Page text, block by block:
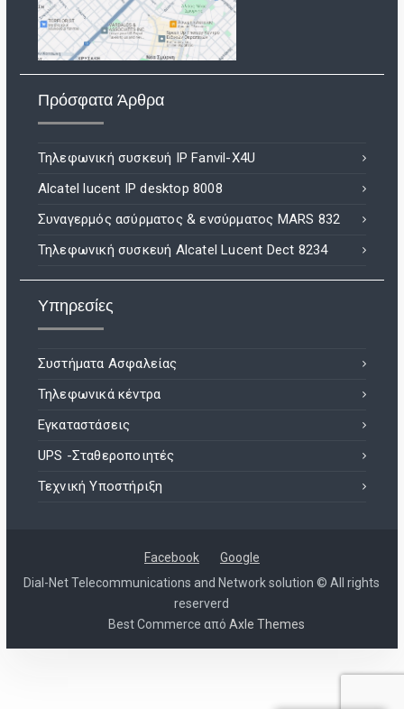
Πρόσφατα Άρθρα
Τηλεφωνική συσκευή IP Fanvil-X4U
Alcatel lucent IP desktop 8008
Συναγερμός ασύρματος & ενσύρματος MARS 832
Τηλεφωνική συσκευή Alcatel Lucent Dect 8234
Υπηρεσίες
Συστήματα Ασφαλείας
Τηλεφωνικά κέντρα
Εγκαταστάσεις
UPS -Σταθεροποιητές
Τεχνική Υποστήριξη
Facebook
Google
Dial-Net Telecommunications and Network solution © All rights
reserverd
Best Commerce από Axle Themes